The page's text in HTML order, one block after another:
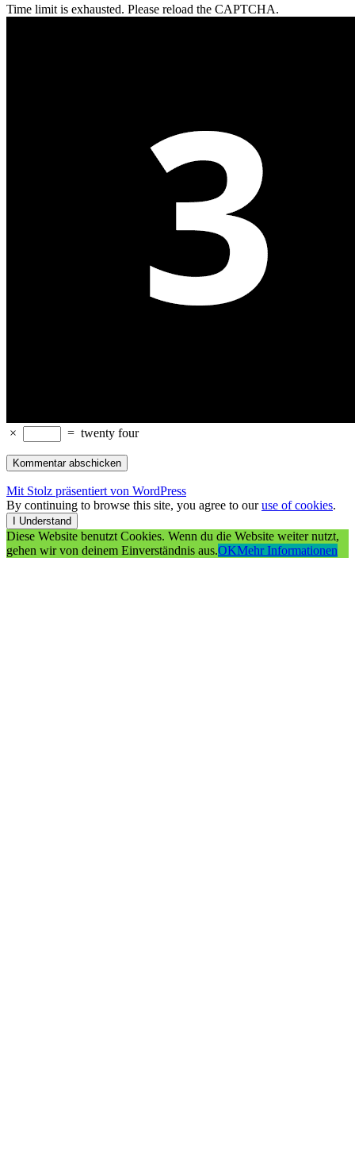
Time limit is exhausted. Please reload the CAPTCHA.
× = twenty four
Mit Stolz präsentiert von WordPress
By continuing to browse this site, you agree to ouruse of cookies.
I Understand
Diese Website benutzt Cookies. Wenn du die Website weiter nutzt,
gehen wir von deinem Einverständnis aus.OKMehr Informationen